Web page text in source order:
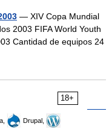
— XIV Copa Mundial
2003 FIFA World Youth
Cantidad de equipos 24
18+
Drupal,